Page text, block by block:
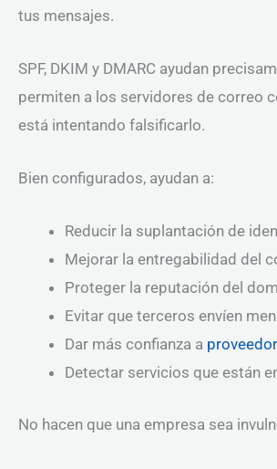
tus mensajes.
SPF, DKIM y DMARC ayudan
permiten a los servidores de correo
está intentando falsificarlo.
Bien configurados, ayudan a:
Reducir la suplantación de
Mejorar la entregabilidad del
Proteger la reputación del
Evitar que terceros envíen
Dar más confianza a
Detectar servicios que están
No hacen que una empresa sea